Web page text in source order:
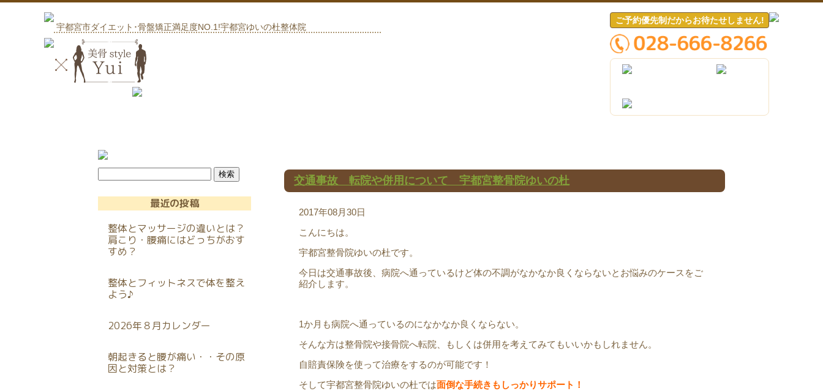
宇都宮市ダイエット･骨盤矯正満足度NO.1!宇都宮ゆいの杜整体院
ご予約優先制だからお待たせしません!
交通事故 転院や併用について 宇都宮整骨院ゆいの杜
2017年08月30日
こんにちは。
宇都宮整骨院ゆいの杜です。
今日は交通事故後、病院へ通っているけど体の不調がなかなか良くならないとお悩みのケースをご
紹介します。
1か月も病院へ通っているのになかなか良くならない。
そんな方は整骨院や接骨院へ転院、もしくは併用を考えてみてもいいかもしれません。
自賠責保険を使って治療をするのが可能です！
そして宇都宮整骨院ゆいの杜では面倒な手続きもしっかりサポート！
最近の投稿
整体とマッサージの違いとは？
肩こり・腰痛にはどっちがおす
すめ？
整体とフィットネスで体を整え
よう♪
2026年８月カレンダー
朝起きると腰が痛い・・その原
因と対策とは？